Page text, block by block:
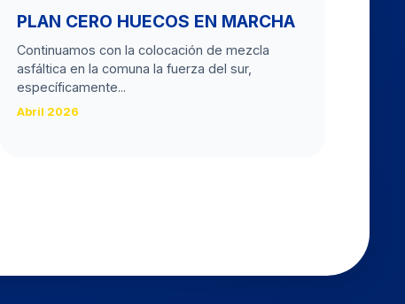
PLAN CERO HUECOS EN MARCHA
Continuamos con la colocación de mezcla
asfáltica en la comuna la fuerza del sur,
específicamente...
Abril 2026